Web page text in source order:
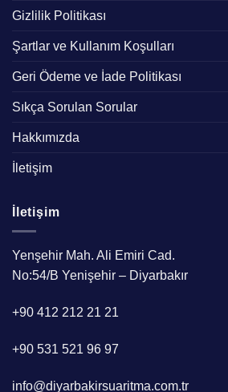
Gizlilik Politikası
Şartlar ve Kullanım Koşulları
Geri Ödeme ve İade Politikası
Sıkça Sorulan Sorular
Hakkımızda
İletişim
İletişim
Yenşehir Mah. Ali Emiri Cad.
No:54/B Yenişehir – Diyarbakır
+90 412 212 21 21
+90 531 521 96 97
info@diyarbakirsuaritma.com.tr